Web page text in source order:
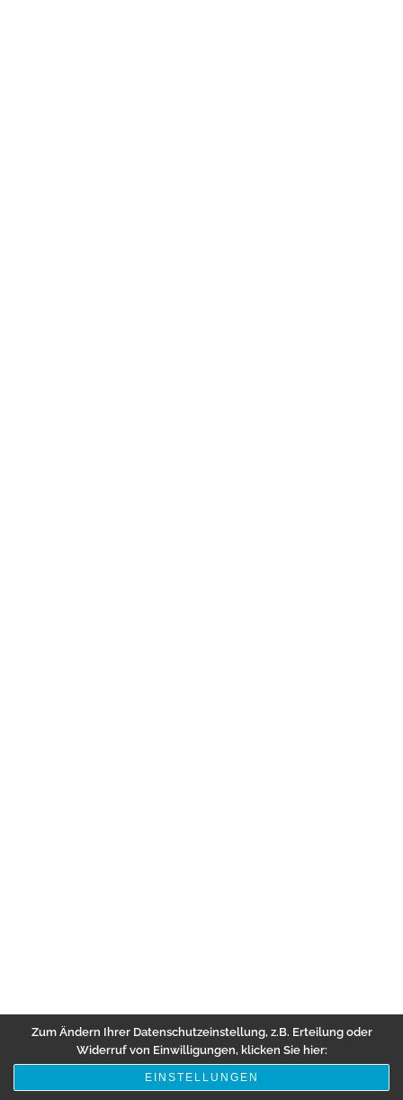
Zum Ändern Ihrer Datenschutzeinstellung, z.B. Erteilung oder
Widerruf von Einwilligungen, klicken Sie hier:
EINSTELLUNGEN